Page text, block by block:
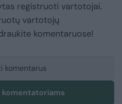
registruoti vartotojai.
vartotojų
komentaruose!
komentarus